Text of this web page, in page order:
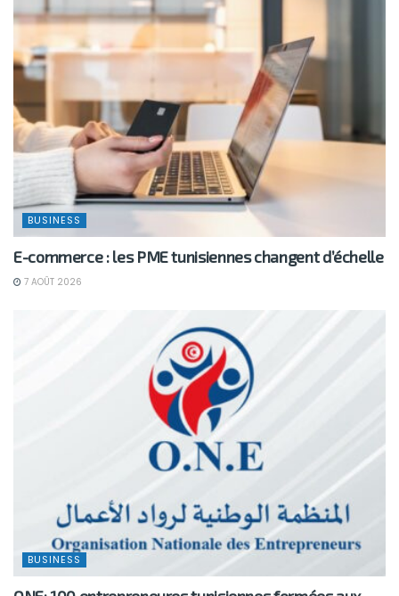
BUSINESS
E-commerce : les PME tunisiennes changent d’échelle
7 AOÛT 2026
BUSINESS